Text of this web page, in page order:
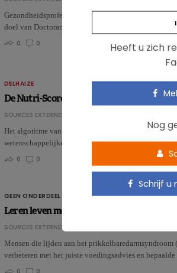
Gezondheidsprofessionals ondersteunen in de
doel van Doctoranytime. Daarnaast wordt ook
0
0
DELHAIZE
De Nutri-Score wordt aangepast: wat gaat
SOURCES EXTERNES - EXTERNE BRONNEN
Het algoritme van de Nutri-Score wordt aangepast en
wetenschappelijke inzichten en de
0
0
GEEN ONDERDEEL VAN EEN CATEGORIE
Leren leven met het
SOURCES EXTERNES - EXTERNE BRONNEN
Mensen die lijden aan het
verbeteren met het juiste voedingsadvies en
Heeft u zich
Nog
Schrijf u